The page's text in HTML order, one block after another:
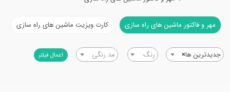
مهر و فاکتور ماشین های راه سازی کارت ویزیت ماشین های راه سازی
×جدیدترین ها رنگ مد رنگی اعمال فیلتر